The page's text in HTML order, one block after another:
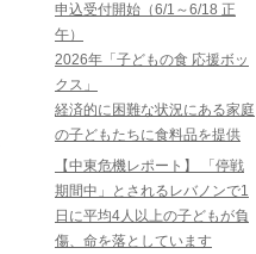
申込受付開始（6/1～6/18 正
午）
2026年「子どもの食 応援ボッ
クス」
経済的に困難な状況にある家庭
の子どもたちに食料品を提供
【中東危機レポート】 「停戦
期間中」とされるレバノンで1
日に平均4人以上の子どもが負
傷、命を落としています